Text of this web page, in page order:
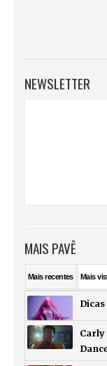
NEWSLETTER
MAIS PAVÊ
Maisrecentes Mais
Carly